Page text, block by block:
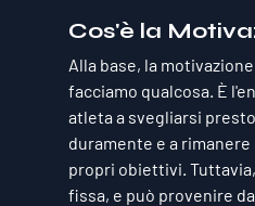
Cos'è la
Alla base, la
facciamo qualcosa. È
atleta a svegliarsi
duramente e a
propri obiettivi.
fissa, e può provenire